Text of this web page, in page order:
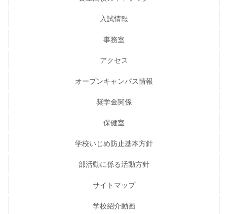
入試情報
事務室
アクセス
オープンキャンパス情報
奨学金関係
保健室
学校いじめ防止基本方針
部活動に係る活動方針
サイトマップ
学校紹介動画